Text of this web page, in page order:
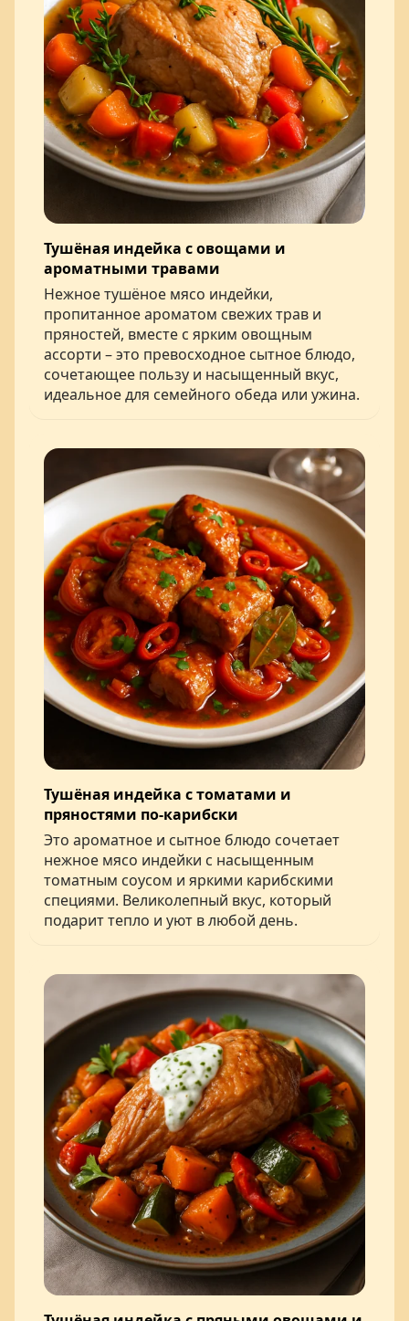
Тушёная индейка с овощами и
ароматными травами
Нежное тушёное мясо индейки,
пропитанное ароматом свежих трав и
пряностей, вместе с ярким овощным
ассорти – это превосходное сытное блюдо,
сочетающее пользу и насыщенный вкус,
идеальное для семейного обеда или ужина.
Тушёная индейка с томатами и
пряностями по-карибски
Это ароматное и сытное блюдо сочетает
нежное мясо индейки с насыщенным
томатным соусом и яркими карибскими
специями. Великолепный вкус, который
подарит тепло и уют в любой день.